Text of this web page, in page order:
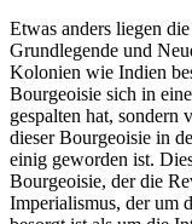
Etwas anders liegen
Grundlegende und
Kolonien wie Indien
Bourgeoisie sich in
gespalten hat, sondern
dieser Bourgeoisie in
einig geworden ist.
Bourgeoisie, der die
Imperialismus, der um